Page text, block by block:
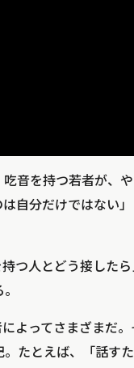
音を持つ若者が、
自分だけではない
つ人とどう接した
よってさまざまだ。
たとえば、「話す